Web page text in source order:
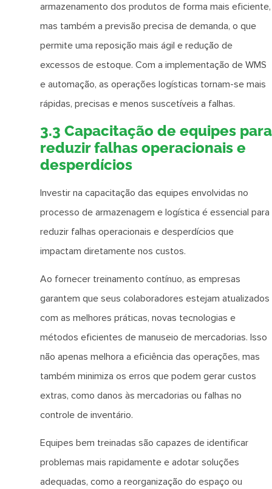
armazenamento dos produtos de forma mais eficiente,
mas também a previsão precisa de demanda, o que
permite uma reposição mais ágil e redução de
excessos de estoque. Com a implementação de WMS
e automação, as operações logísticas tornam-se mais
rápidas, precisas e menos suscetíveis a falhas.
3.3 Capacitação de equipes para
reduzir falhas operacionais e
desperdícios
Investir na capacitação das equipes envolvidas no
processo de armazenagem e logística é essencial para
reduzir falhas operacionais e desperdícios que
impactam diretamente nos custos.
Ao fornecer treinamento contínuo, as empresas
garantem que seus colaboradores estejam atualizados
com as melhores práticas, novas tecnologias e
métodos eficientes de manuseio de mercadorias. Isso
não apenas melhora a eficiência das operações, mas
também minimiza os erros que podem gerar custos
extras, como danos às mercadorias ou falhas no
controle de inventário.
Equipes bem treinadas são capazes de identificar
problemas mais rapidamente e adotar soluções
adequadas, como a reorganização do espaço ou